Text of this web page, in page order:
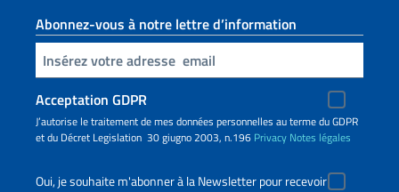
Abonnez-vous à notre lettre d’information
Insert your email
Acceptation GDPR
J’autorise le traitement de mes données personnelles au terme du GDPR
et du Décret Legislation 30 giugno 2003, n.196 Privacy Notes légales
Oui, je souhaite m'abonner à la Newsletter pour recevoir